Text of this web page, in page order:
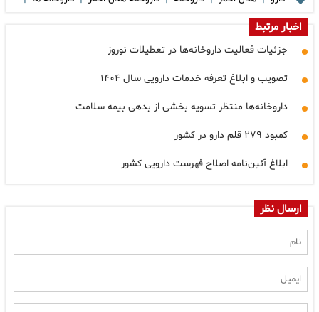
اخبار مرتبط
جزئیات فعالیت داروخانه‌ها در تعطیلات نوروز
تصویب و ابلاغ تعرفه خدمات دارویی سال ۱۴۰۴
داروخانه‌ها منتظر تسویه بخشی از بدهی بیمه سلامت
کمبود ۲۷۹ قلم دارو در کشور
ابلاغ آئین‌نامه اصلاح فهرست دارویی کشور
ارسال نظر